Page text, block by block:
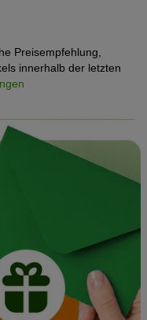
Preisempfehlung,
innerhalb der letzten